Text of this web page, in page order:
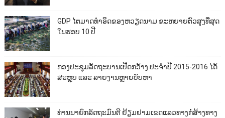
GDP ໄຕມາດທຳອິດຂອງຫວຽດນາມ ຂະຫຍາຍຕົວສູງທີ່ສຸດ
ໃນຮອບ 10​ ປີ
ກອງປະຊຸມລັດຖະບານເປີດກວ້າງ ປະຈຳປີ 2015-2016 ໄດ້
ສະຫຼຸບ ແລະ ລາຍງານຫຼາຍບັບຫາ
ທ່ານນາຍົກລັດຖະມົນຕີ ຢ້ຽມຢາມເຂດແລວທາງກໍ່ສ້າງທາງ